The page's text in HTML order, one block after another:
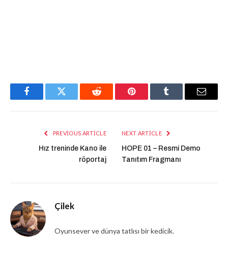
FacebookTwitter Reddit Pinterest Tumblr Email
PREVIOUS ARTICLE
Hız treninde Kano ile
röportaj
NEXT ARTICLE
HOPE 01 – Resmi Demo
Tanıtım Fragmanı
Çilek
Oyunsever ve dünya tatlısı bir kedicik.